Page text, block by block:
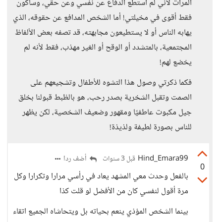
المرات لأني لم استطع الدفاع عن نفسي وعن حقي، وسأكون
فقط أقوى في مخيلتي! أما الشخص المدافع عن حقوقه، الذي
يهابه الناس أو لا يستطيعون مجابهته، قد تصفه بعض الألفاظ
المجتمعية، بالمتشدد أو الوقح أو الغير مهذب، فقط لأنه لم
يخضع لهم!
فكما ذكرتي وصول هذا التشوه للأطفال وتشجيعهم على
الصمت وتقبل الشخرية بصدر رحب، هو بالظبط قبولنا بخلق
جيل مكبوت عاطفيًا ومقهور وضعيف الشخصية، لكن يظهر
للناس بصورة لطيفة ولذيذة!
0
Hind_Emara99 قبل 3 سنوات أضف ردا
بالفعل وحدث معي المشهد يعاد في رأسي مرارا وتكرارا وكل
مرة أقول لنفسي كان من الأفضل لو قلت كذا
بينما الشخص المؤذي ينعم بحياته بل ويتحاشاه الجميع اتقاء